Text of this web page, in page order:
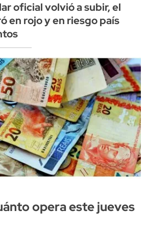
oficial volvió a subir, el
en rojo y en riesgo país
opera este jueves